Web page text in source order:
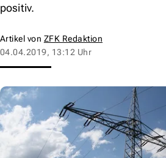
positiv.
Artikel von ZFK Redaktion
04.04.2019, 13:12 Uhr